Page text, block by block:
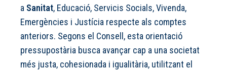
a Sanitat, Educació, Servicis Socials, Vivenda,
Emergències i Justícia respecte als comptes
anteriors. Segons el Consell, esta orientació
pressupostària busca avançar cap a una societat
més justa, cohesionada i igualitària, utilitzant el